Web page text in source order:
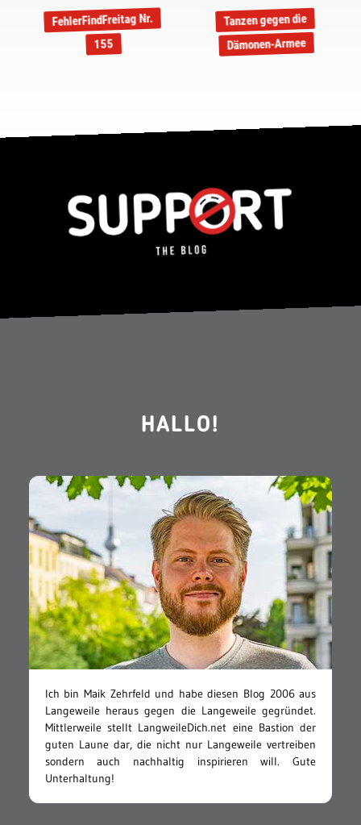
FehlerFindFreitag Nr.
155
Tanzen gegen die
Dämonen-Armee
HALLO!
Ich bin Maik Zehrfeld und habe diesen Blog 2006 aus
Langeweile heraus gegen die Langeweile gegründet.
Mittlerweile stellt LangweileDich.net eine Bastion der
guten Laune dar, die nicht nur Langeweile vertreiben
sondern auch nachhaltig inspirieren will. Gute
Unterhaltung!